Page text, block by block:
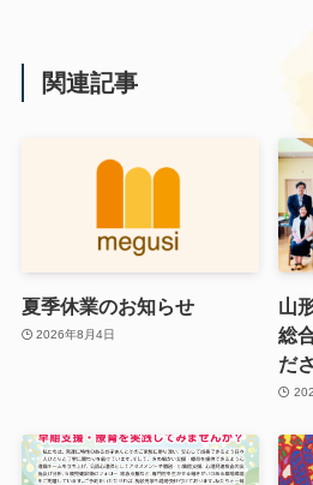
関連記事
夏季休業のお知らせ
2026年8月4日
山
総
だ